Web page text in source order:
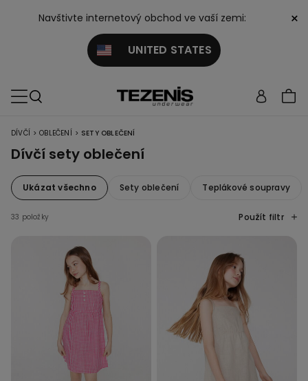
Navštivte internetový obchod ve vaší zemi:
UNITED STATES
×
DÍVČÍ > OBLEČENÍ > SETY OBLEČENÍ
Dívčí sety oblečení
Ukázat všechno Sety oblečení Teplákové soupravy
33 položky Použít filtr